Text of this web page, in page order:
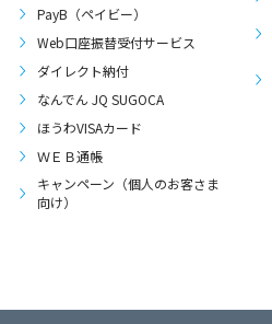
PayB（ペイビー）
Web口座振替受付サービス
ダイレクト納付
なんでん JQ SUGOCA
ほうわVISAカード
ＷＥＢ通帳
キャンペーン（個人のお客さま
向け）